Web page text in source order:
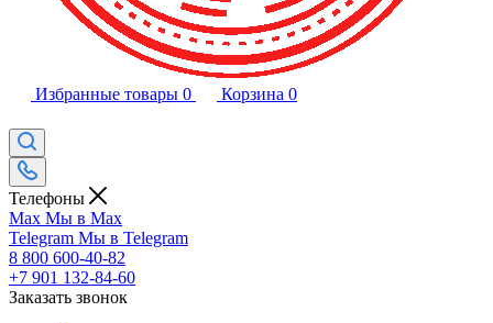
Избранные товары 0 Корзина 0
Телефоны
Max Мы в Max
Telegram Мы в Telegram
8 800 600-40-82
+7 901 132-84-60
Заказать звонок